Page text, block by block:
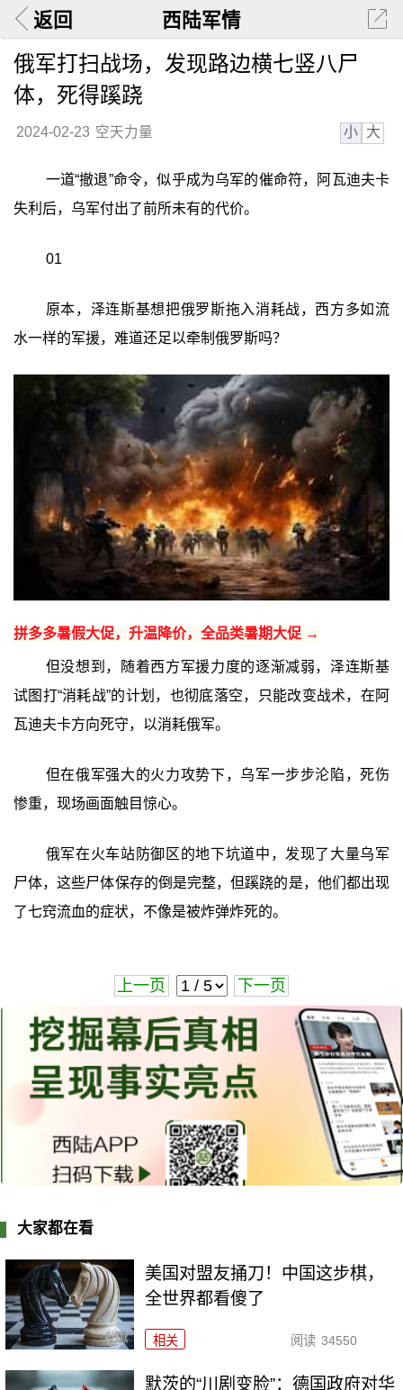
返回 西陆军情
俄军打扫战场，发现路边横七竖八尸
体，死得蹊跷
2024-02-23 空天力量 小 大
一道“撤退”命令，似乎成为乌军的催命符，阿瓦迪夫卡
失利后，乌军付出了前所未有的代价。
01
原本，泽连斯基想把俄罗斯拖入消耗战，西方多如流
水一样的军援，难道还足以牵制俄罗斯吗？
拼多多暑假大促，升温降价，全品类暑期大促 →
但没想到，随着西方军援力度的逐渐减弱，泽连斯基
试图打“消耗战”的计划，也彻底落空，只能改变战术，在阿
瓦迪夫卡方向死守，以消耗俄军。
但在俄军强大的火力攻势下，乌军一步步沦陷，死伤
惨重，现场画面触目惊心。
俄军在火车站防御区的地下坑道中，发现了大量乌军
尸体，这些尸体保存的倒是完整，但蹊跷的是，他们都出现
了七窍流血的症状，不像是被炸弹炸死的。
上一页 下一页
大家都在看
美国对盟友捅刀！中国这步棋，
全世界都看傻了
相关 阅读 34550
默茨的“川剧变脸”：德国政府对华